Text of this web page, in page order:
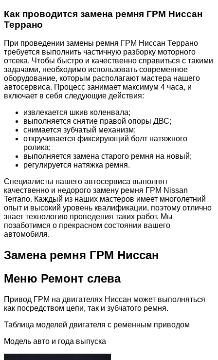
Как проводится замена ремня ГРМ Ниссан
Террано
При проведении замены ремня ГРМ Ниссан Террано
требуется выполнить частичную разборку моторного
отсека. Чтобы быстро и качественно справиться с такими
задачами, необходимо использовать современное
оборудование, которым располагают мастера нашего
автосервиса. Процесс занимает максимум 4 часа, и
включает в себя следующие действия:
извлекается шкив коленвала;
выполняется снятие правой опоры ДВС;
снимается зубчатый механизм;
откручивается фиксирующий болт натяжного
ролика;
выполняется замена старого ремня на новый;
регулируется натяжка ремня.
Специалисты нашего автосервиса выполнят
качественно и недорого замену ремня ГРМ Nissan
Terrano. Каждый из наших мастеров имеет многолетний
опыт и высокий уровень квалификации, поэтому отлично
знает технологию проведения таких работ. Мы
позаботимся о прекрасном состоянии вашего
автомобиля.
Замена ремня ГРМ Ниссан
Меню Ремонт слева
Привод ГРМ на двигателях Ниссан может выполняться
как посредством цепи, так и зубчатого ремня.
Таблица моделей двигателя с ременным приводом
Модель авто и года выпуска